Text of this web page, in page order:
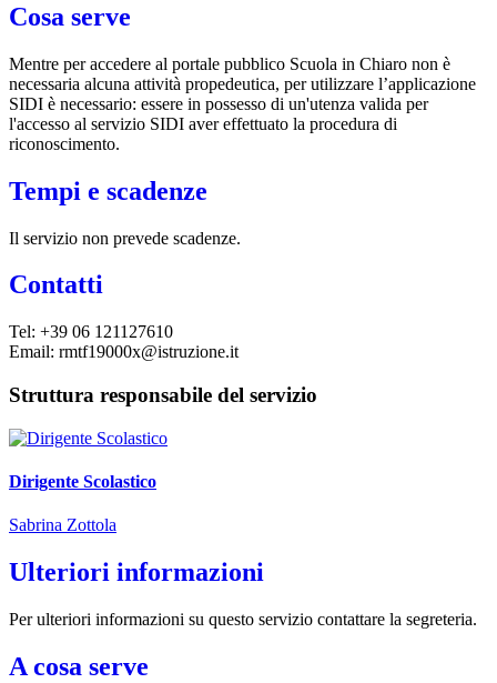
Cosa serve
Mentre per accedere al portale pubblico Scuola in Chiaro non è
necessaria alcuna attività propedeutica, per utilizzare l’applicazione
SIDI è necessario: essere in possesso di un'utenza valida per
l'accesso al servizio SIDI aver effettuato la procedura di
riconoscimento.
Tempi e scadenze
Il servizio non prevede scadenze.
Contatti
Tel: +39 06 121127610
Email: rmtf19000x@istruzione.it
Struttura responsabile del servizio
Dirigente Scolastico
Sabrina Zottola
Ulteriori informazioni
Per ulteriori informazioni su questo servizio contattare la segreteria.
A cosa serve